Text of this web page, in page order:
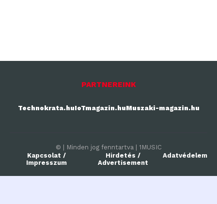
PARTNEREINK
Technokrata.huIoTmagazin.huMuszaki-magazin.hu
© | Minden jog fenntartva | 1MUSIC
Kapcsolat /
Impresszum
Hirdetés /
Advertisement
Adatvédelem